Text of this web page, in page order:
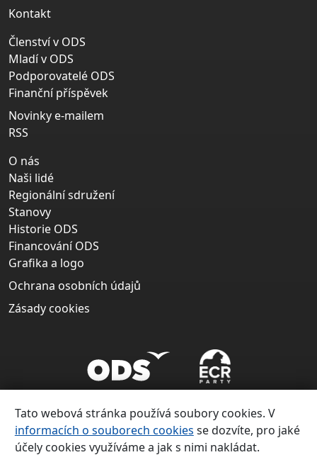
Kontakt
Členství v ODS
Mladí v ODS
Podporovatelé ODS
Finanční příspěvek
Novinky e-mailem
RSS
O nás
Naši lidé
Regionální sdružení
Stanovy
Historie ODS
Financování ODS
Grafika a logo
Ochrana osobních údajů
Zásady cookies
Tato webová stránka používá soubory cookies. V
informacích o souborech cookies se dozvíte, pro jaké
účely cookies využíváme a jak s nimi nakládat.